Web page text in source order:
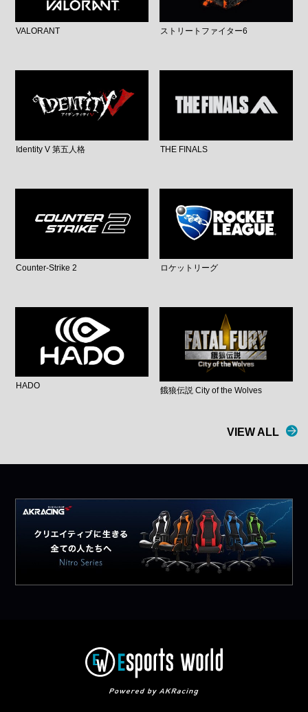
VALORANT ストリートファイター6
Identity V 第五人格 THE FINALS
Counter-Strike 2 ロケットリーグ
HADO
餓狼伝説 City of the Wolves
VIEW ALL